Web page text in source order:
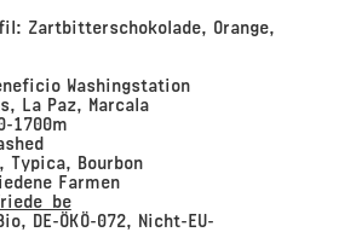
Zartbitterschokolade, Orange,
Washingstation
La Paz, Marcala
1700m
Typica, Bourbon
Farmen
DE-ÖKÖ-072, Nicht-EU-